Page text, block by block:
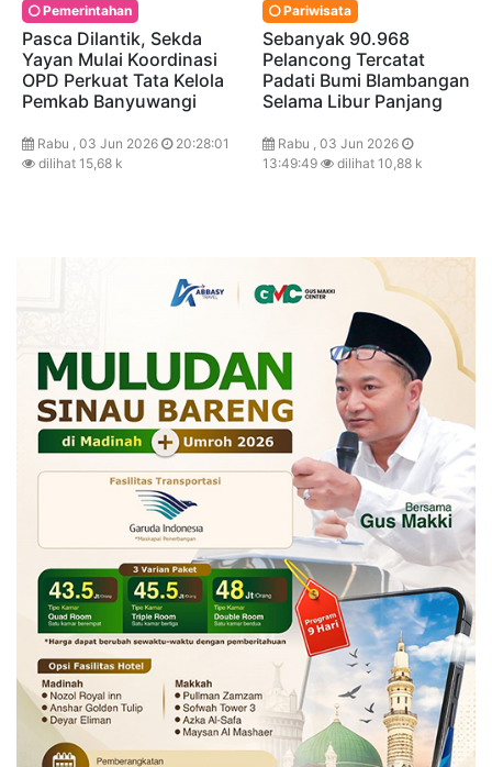
Pemerintahan
Pasca Dilantik, Sekda
Yayan Mulai Koordinasi
OPD Perkuat Tata Kelola
Pemkab Banyuwangi
Rabu , 03 Jun 2026
20:28:01
dilihat 15,68 k
Pariwisata
Sebanyak 90.968
Pelancong Tercatat
Padati Bumi Blambangan
Selama Libur Panjang
Rabu , 03 Jun 2026
13:49:49
dilihat 10,88 k